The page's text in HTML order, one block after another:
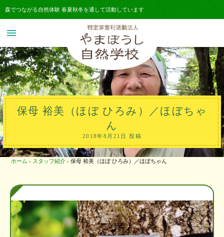
森でつながる自然体験 春夏秋冬を通して活動しています
menu
保母 裕美（ほぼ ひろみ）／ほぼちゃ
ん
2018年8月21日 投稿
ホーム › スタッフ紹介 › 保母 裕美（ほぼ ひろみ）／ほぼちゃん